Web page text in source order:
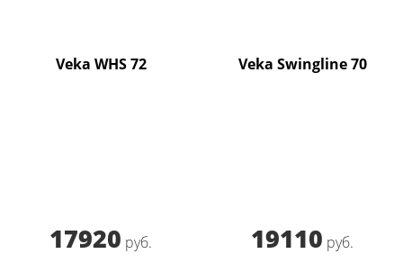
Veka WHS 72
17920 руб.
Veka Swingline 70
19110 руб.